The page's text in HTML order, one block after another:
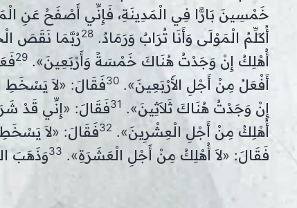
خَمْسِينَ بَارًّا فِي الْمَدِينَةِ، فَإِنِّي أَصْفَحُ عَنِ
أُكَلِّمُ الْمَوْلَى وَأَنَا تُرَابٌ وَرَمَادٌ.28رُبَّمَا نَقَصَ
أُهْلِكُ إِنْ وَجَدْتُ هُنَاكَ خَمْسَةً وَأَرْبَعِينَ».29
أَفْعَلُ مِنْ أَجْلِ الأَرْبَعِينَ».30فَقَالَ: «لاَ يَسْخَطِ
إِنْ وَجَدْتُ هُنَاكَ ثَلاَثِينَ». 31فَقَالَ: «إِنِّي قَدْ
أُهْلِكُ مِنْ أَجْلِ الْعِشْرِينَ». 32فَقَالَ: «لاَ
فَقَالَ: «لاَ أُهْلِكُ مِنْ أَجْلِ الْعَشَرَةِ». 33وَذَهَبَ